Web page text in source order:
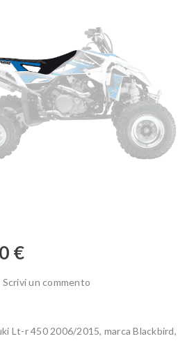
€
Scrivi un commento
Lt-r 450 2006/2015, marca Blackbird,